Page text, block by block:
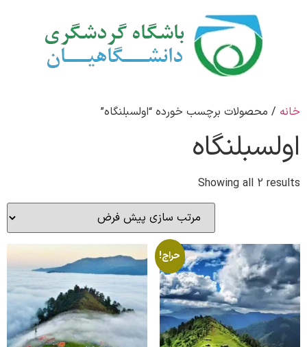
خانه / محصولات برچسب خورده “اولسبلنگاه”
اولسبلنگاه
Showing all 2 results
حراج!